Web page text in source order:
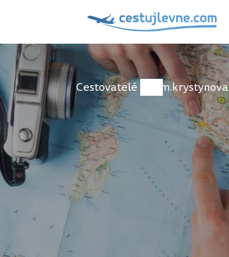
Cestovatelé m.krystynova